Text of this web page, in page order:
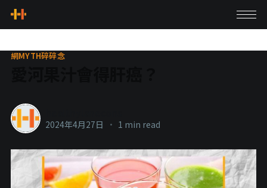
網MYTH碎碎念
2024年4月27日 • 1 min read